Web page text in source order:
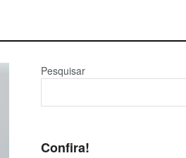
Pesquisar
Confira!